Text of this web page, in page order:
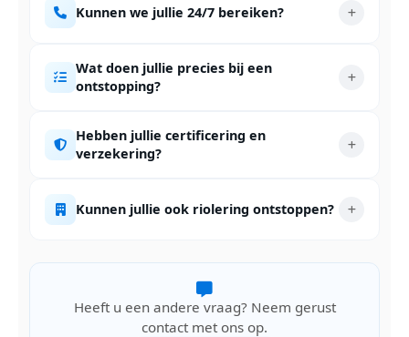
Kunnen we jullie 24/7 bereiken?
Wat doen jullie precies bij een
ontstopping?
Hebben jullie certificering en
verzekering?
Kunnen jullie ook riolering ontstoppen?
Heeft u een andere vraag? Neem gerust
contact met ons op.